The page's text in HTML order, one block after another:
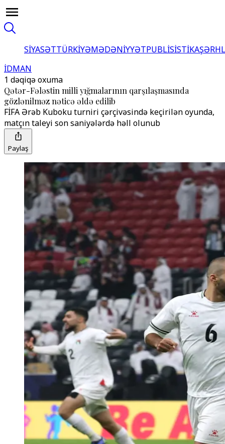
SİYASƏTTÜRKİYƏMƏDƏNİYYƏTPUBLİSİSTİKA
İDMAN
1 dəqiqə oxuma
Qətər-Fələstin milli yığmalarının qarşılaşmasında
gözlənilməz nəticə əldə edilib
FİFA Ərəb Kuboku turniri çərçivəsində keçirilən oyunda,
matçın taleyi son saniyələrdə həll olunub
Paylaş